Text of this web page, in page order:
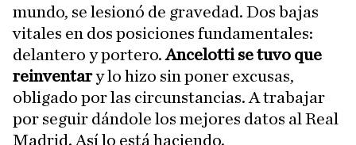
mundo, se lesionó de gravedad. Dos bajas
vitales en dos posiciones fundamentales:
delantero y portero.Ancelotti se tuvo que
reinventary lo hizo sin poner excusas,
obligado por las circunstancias. A trabajar
por seguir dándole los mejores datos al Real
Madrid. Así lo está haciendo.